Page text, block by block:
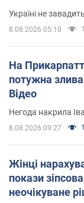
Україні не
8.08.2026 05:10
На
потужна
Відео
Негода накрила
8.08.2026 09:27
Жінці
покази
неочікуване